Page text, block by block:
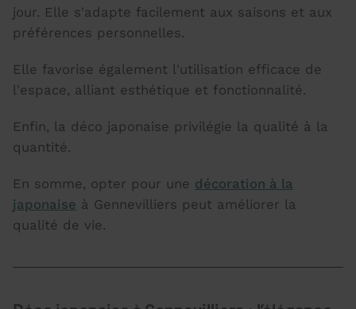
jour. Elle s'adapte facilement aux saisons et aux
préférences personnelles.
Elle favorise également l'utilisation efficace de
l'espace, alliant esthétique et fonctionnalité.
Enfin, la déco japonaise privilégie la qualité à la
quantité.
En somme, opter pour une décoration à la
japonaise à Gennevilliers peut améliorer la
qualité de vie.